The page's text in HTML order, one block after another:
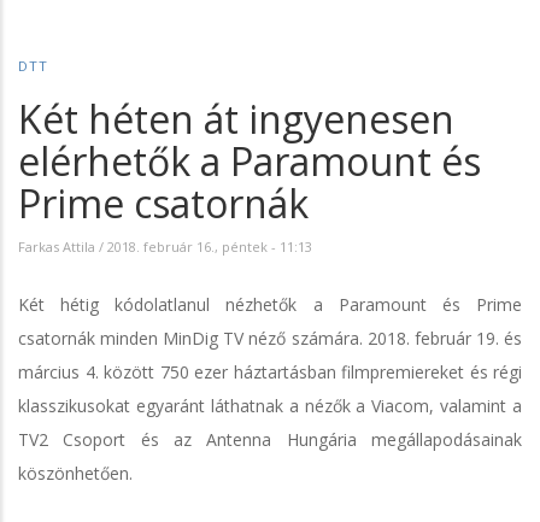
DTT
Két héten át ingyenesen
elérhetők a Paramount és
Prime csatornák
Farkas Attila / 2018. február 16., péntek - 11:13
Két hétig kódolatlanul nézhetők a Paramount és Prime
csatornák minden MinDig TV néző számára. 2018. február 19. és
március 4. között 750 ezer háztartásban filmpremiereket és régi
klasszikusokat egyaránt láthatnak a nézők a Viacom, valamint a
TV2 Csoport és az Antenna Hungária megállapodásainak
köszönhetően.